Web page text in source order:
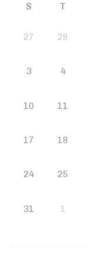
S T
27 28
3 4
10 11
17 18
24 25
31 1